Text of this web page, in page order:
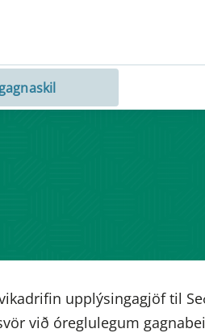
upplýsingagjöf til
við óreglulegum